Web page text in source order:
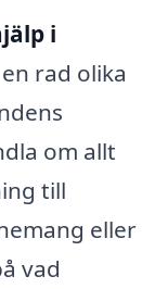
i
rad olika
om allt
till
eller
vad